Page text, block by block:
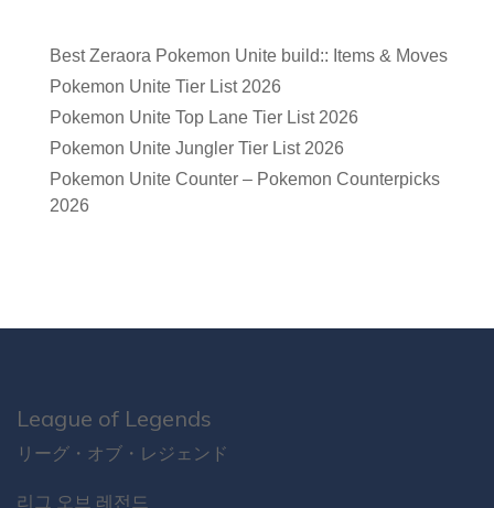
Best Zeraora Pokemon Unite build:: Items & Moves
Pokemon Unite Tier List 2026
Pokemon Unite Top Lane Tier List 2026
Pokemon Unite Jungler Tier List 2026
Pokemon Unite Counter – Pokemon Counterpicks
2026
League of Legends
リーグ・オブ・レジェンド
리그 오브 레전드